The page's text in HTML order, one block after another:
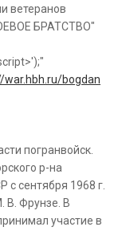
ветеранов
БРАТСТВО"
war.hbh.ru/bogdan
погранвойск.
р-на
с сентября 1968 г.
В. Фрунзе. В
участие в